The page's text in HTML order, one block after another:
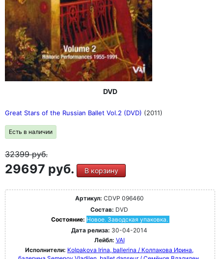
DVD
Great Stars of the Russian Ballet Vol.2 (DVD) (2011)
Есть в наличии
32399руб.
29697 руб. В корзину
Артикул: CDVP 096460
Состав: DVD
Состояние: Новое. Заводская упаковка.
Дата релиза: 30-04-2014
Лейбл: VAI
Исполнители: Kolpakova Irina, ballerina / Колпакова Ирина,